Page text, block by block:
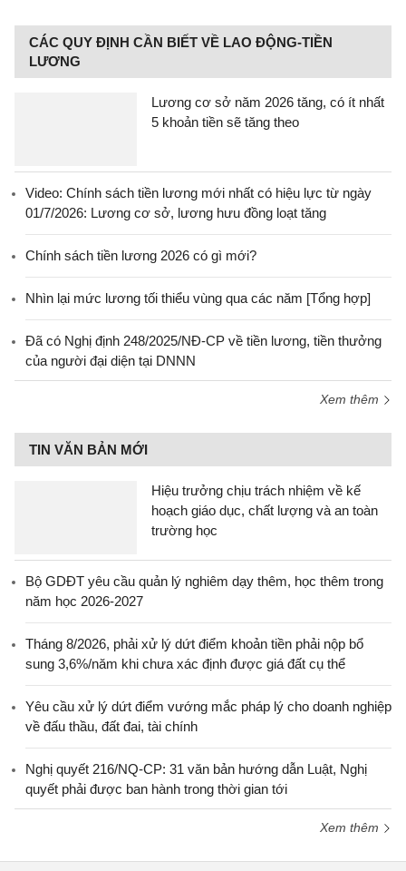
CÁC QUY ĐỊNH CẦN BIẾT VỀ LAO ĐỘNG-TIỀN
LƯƠNG
Lương cơ sở năm 2026 tăng, có ít nhất
5 khoản tiền sẽ tăng theo
Video: Chính sách tiền lương mới nhất có hiệu lực từ ngày
01/7/2026: Lương cơ sở, lương hưu đồng loạt tăng
Chính sách tiền lương 2026 có gì mới?
Nhìn lại mức lương tối thiểu vùng qua các năm [Tổng hợp]
Đã có Nghị định 248/2025/NĐ-CP về tiền lương, tiền thưởng
của người đại diện tại DNNN
Xem thêm
TIN VĂN BẢN MỚI
Hiệu trưởng chịu trách nhiệm về kế
hoạch giáo dục, chất lượng và an toàn
trường học
Bộ GDĐT yêu cầu quản lý nghiêm dạy thêm, học thêm trong
năm học 2026-2027
Tháng 8/2026, phải xử lý dứt điểm khoản tiền phải nộp bổ
sung 3,6%/năm khi chưa xác định được giá đất cụ thể
Yêu cầu xử lý dứt điểm vướng mắc pháp lý cho doanh nghiệp
về đấu thầu, đất đai, tài chính
Nghị quyết 216/NQ-CP: 31 văn bản hướng dẫn Luật, Nghị
quyết phải được ban hành trong thời gian tới
Xem thêm